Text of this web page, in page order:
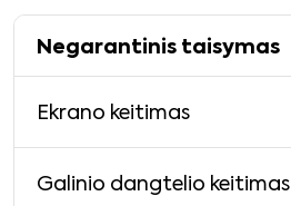
Negarantinis taisymas
Ekrano keitimas
Galinio dangtelio keitimas